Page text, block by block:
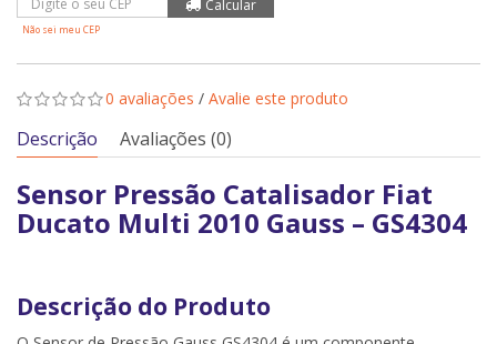
Não sei meu CEP
0 avaliações / Avalie este produto
Descrição Avaliações (0)
Sensor Pressão Catalisador Fiat
Ducato Multi 2010 Gauss – GS4304
Descrição do Produto